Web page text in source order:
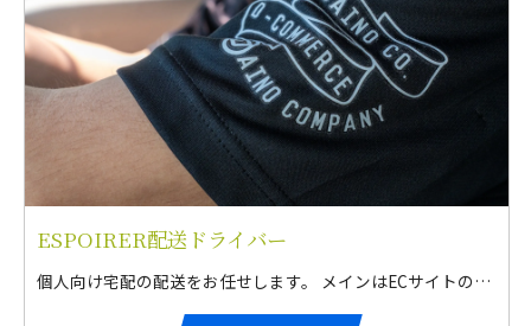
ESPOIRER配送ドライバー
個人向け宅配の配送をお任せします。 メインはECサイトの宅配。 その他、希望勤務時間などを考慮して、さまざまな配送業務の中から選択可能！